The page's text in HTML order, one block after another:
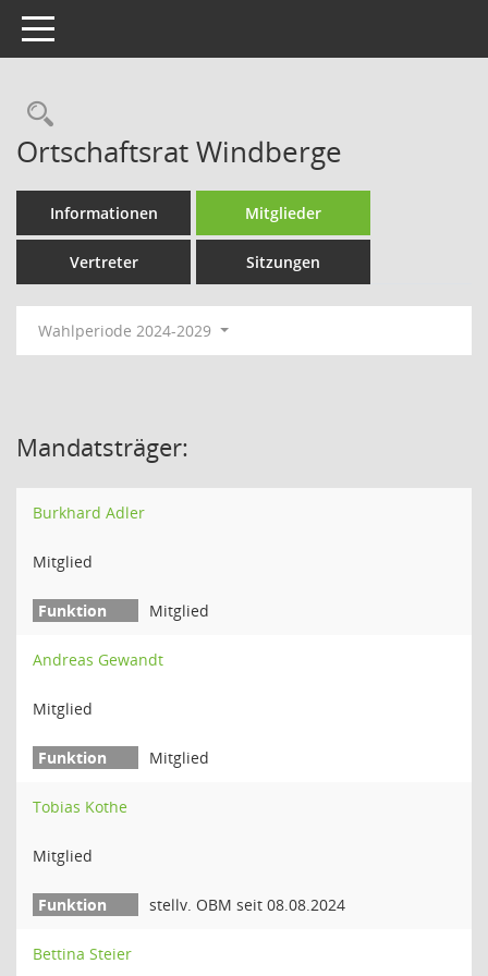
Toggle navigation
Rechercheauswahl
Ortschaftsrat Windberge
Informationen Mitglieder
Vertreter Sitzungen
Wahlperiode 2024-2029
Mandatsträger:
Burkhard Adler
Mitglied
Mitglied
Andreas Gewandt
Mitglied
Mitglied
Tobias Kothe
Mitglied
stellv. OBM seit 08.08.2024
Bettina Steier